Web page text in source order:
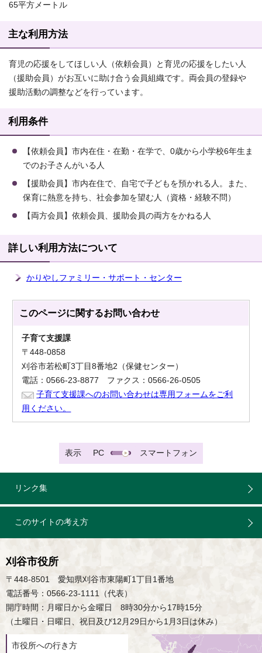
65平方メートル
主な利用方法
育児の応援をしてほしい人（依頼会員）と育児の応援をしたい人
（援助会員）がお互いに助け合う会員組織です。両会員の登録や
援助活動の調整などを行っています。
利用条件
【依頼会員】市内在住・在勤・在学で、0歳から小学校6年生ま
でのお子さんがいる人
【援助会員】市内在住で、自宅で子どもを預かれる人。また、
保育に熱意を持ち、社会参加を望む人（資格・経験不問）
【両方会員】依頼会員、援助会員の両方をかねる人
詳しい利用方法について
かりやしファミリー・サポート・センター
このページに関するお問い合わせ
子育て支援課
〒448-0858
刈谷市若松町3丁目8番地2（保健センター）
電話：0566-23-8877 ファクス：0566-26-0505
子育て支援課へのお問い合わせは専用フォームをご利
用ください。
表示 PC スマートフォン
リンク集
このサイトの考え方
刈谷市役所
〒448-8501 愛知県刈谷市東陽町1丁目1番地
電話番号：0566-23-1111（代表）
開庁時間：月曜日から金曜日 8時30分から17時15分
（土曜日・日曜日、祝日及び12月29日から1月3日は休み）
市役所への行き方